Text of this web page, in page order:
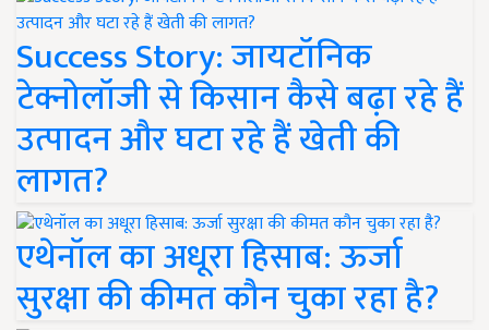
Success Story: जायटॉनिक
टेक्नोलॉजी से किसान कैसे बढ़ा रहे हैं
उत्पादन और घटा रहे हैं खेती की
लागत?
एथेनॉल का अधूरा हिसाब: ऊर्जा
सुरक्षा की कीमत कौन चुका रहा है?